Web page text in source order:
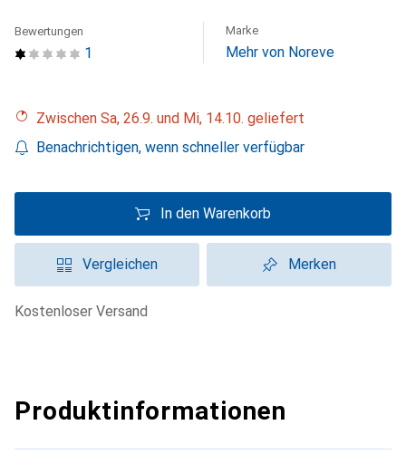
1
Bewertungen Marke
Mehr von Noreve
Zwischen Sa, 26.9. und Mi, 14.10. geliefert
Benachrichtigen, wenn schneller verfügbar
In den Warenkorb
Vergleichen Merken
kostenloser Versand
Produktinformationen